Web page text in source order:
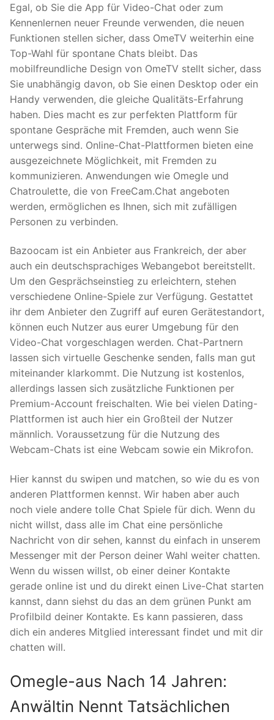
Egal, ob Sie die App für Video-Chat oder zum
Kennenlernen neuer Freunde verwenden, die neuen
Funktionen stellen sicher, dass OmeTV weiterhin eine
Top-Wahl für spontane Chats bleibt. Das
mobilfreundliche Design von OmeTV stellt sicher, dass
Sie unabhängig davon, ob Sie einen Desktop oder ein
Handy verwenden, die gleiche Qualitäts-Erfahrung
haben. Dies macht es zur perfekten Plattform für
spontane Gespräche mit Fremden, auch wenn Sie
unterwegs sind. Online-Chat-Plattformen bieten eine
ausgezeichnete Möglichkeit, mit Fremden zu
kommunizieren. Anwendungen wie Omegle und
Chatroulette, die von FreeCam.Chat angeboten
werden, ermöglichen es Ihnen, sich mit zufälligen
Personen zu verbinden.
Bazoocam ist ein Anbieter aus Frankreich, der aber
auch ein deutschsprachiges Webangebot bereitstellt.
Um den Gesprächseinstieg zu erleichtern, stehen
verschiedene Online-Spiele zur Verfügung. Gestattet
ihr dem Anbieter den Zugriff auf euren Gerätestandort,
können euch Nutzer aus eurer Umgebung für den
Video-Chat vorgeschlagen werden. Chat-Partnern
lassen sich virtuelle Geschenke senden, falls man gut
miteinander klarkommt. Die Nutzung ist kostenlos,
allerdings lassen sich zusätzliche Funktionen per
Premium-Account freischalten. Wie bei vielen Dating-
Plattformen ist auch hier ein Großteil der Nutzer
männlich. Voraussetzung für die Nutzung des
Webcam-Chats ist eine Webcam sowie ein Mikrofon.
Hier kannst du swipen und matchen, so wie du es von
anderen Plattformen kennst. Wir haben aber auch
noch viele andere tolle Chat Spiele für dich. Wenn du
nicht willst, dass alle im Chat eine persönliche
Nachricht von dir sehen, kannst du einfach in unserem
Messenger mit der Person deiner Wahl weiter chatten.
Wenn du wissen willst, ob einer deiner Kontakte
gerade online ist und du direkt einen Live-Chat starten
kannst, dann siehst du das an dem grünen Punkt am
Profilbild deiner Kontakte. Es kann passieren, dass
dich ein anderes Mitglied interessant findet und mit dir
chatten will.
Omegle-aus Nach 14 Jahren:
Anwältin Nennt Tatsächlichen